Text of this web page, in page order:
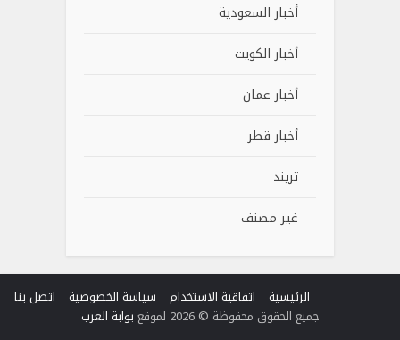
أخبار السعودية
أخبار الكويت
أخبار عمان
أخبار قطر
تريند
غير مصنف
الرئيسية اتفاقية الاستخدام سياسة الخصوصية
اتصل بنا
جميع الحقوق محفوظة © 2026 لموقع
بوابة العرب